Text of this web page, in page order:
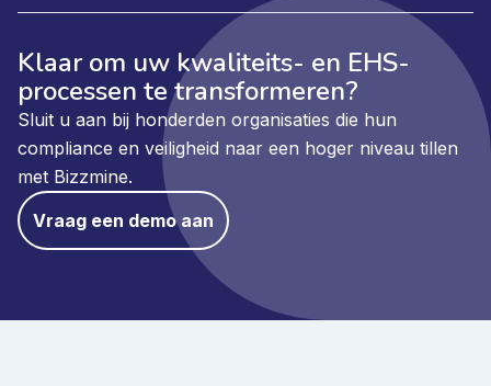
Klaar om uw kwaliteits- en EHS-
processen te transformeren?
Sluit u aan bij honderden organisaties die hun
compliance en veiligheid naar een hoger niveau tillen
met Bizzmine.
Vraag een demo aan